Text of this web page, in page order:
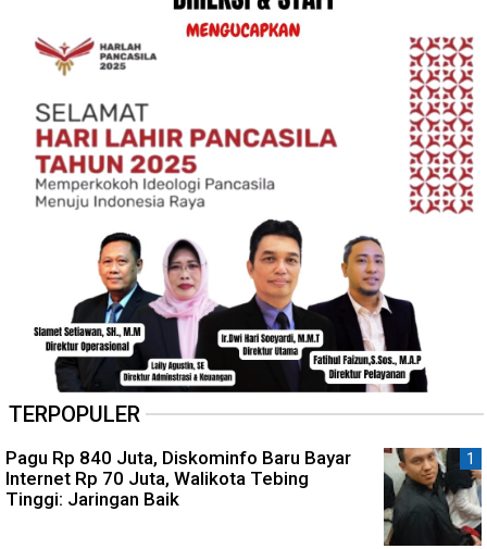
TERPOPULER
Pagu Rp 840 Juta, Diskominfo Baru Bayar
Internet Rp 70 Juta, Walikota Tebing
Tinggi: Jaringan Baik